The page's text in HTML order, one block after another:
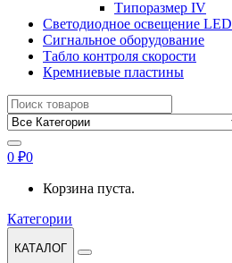
Типоразмер IV
Светодиодное освещение LED
Сигнальное оборудование
Табло контроля скорости
Кремниевые пластины
Найти:
0 ₽0
Корзина пуста.
Категории
КАТАЛОГ